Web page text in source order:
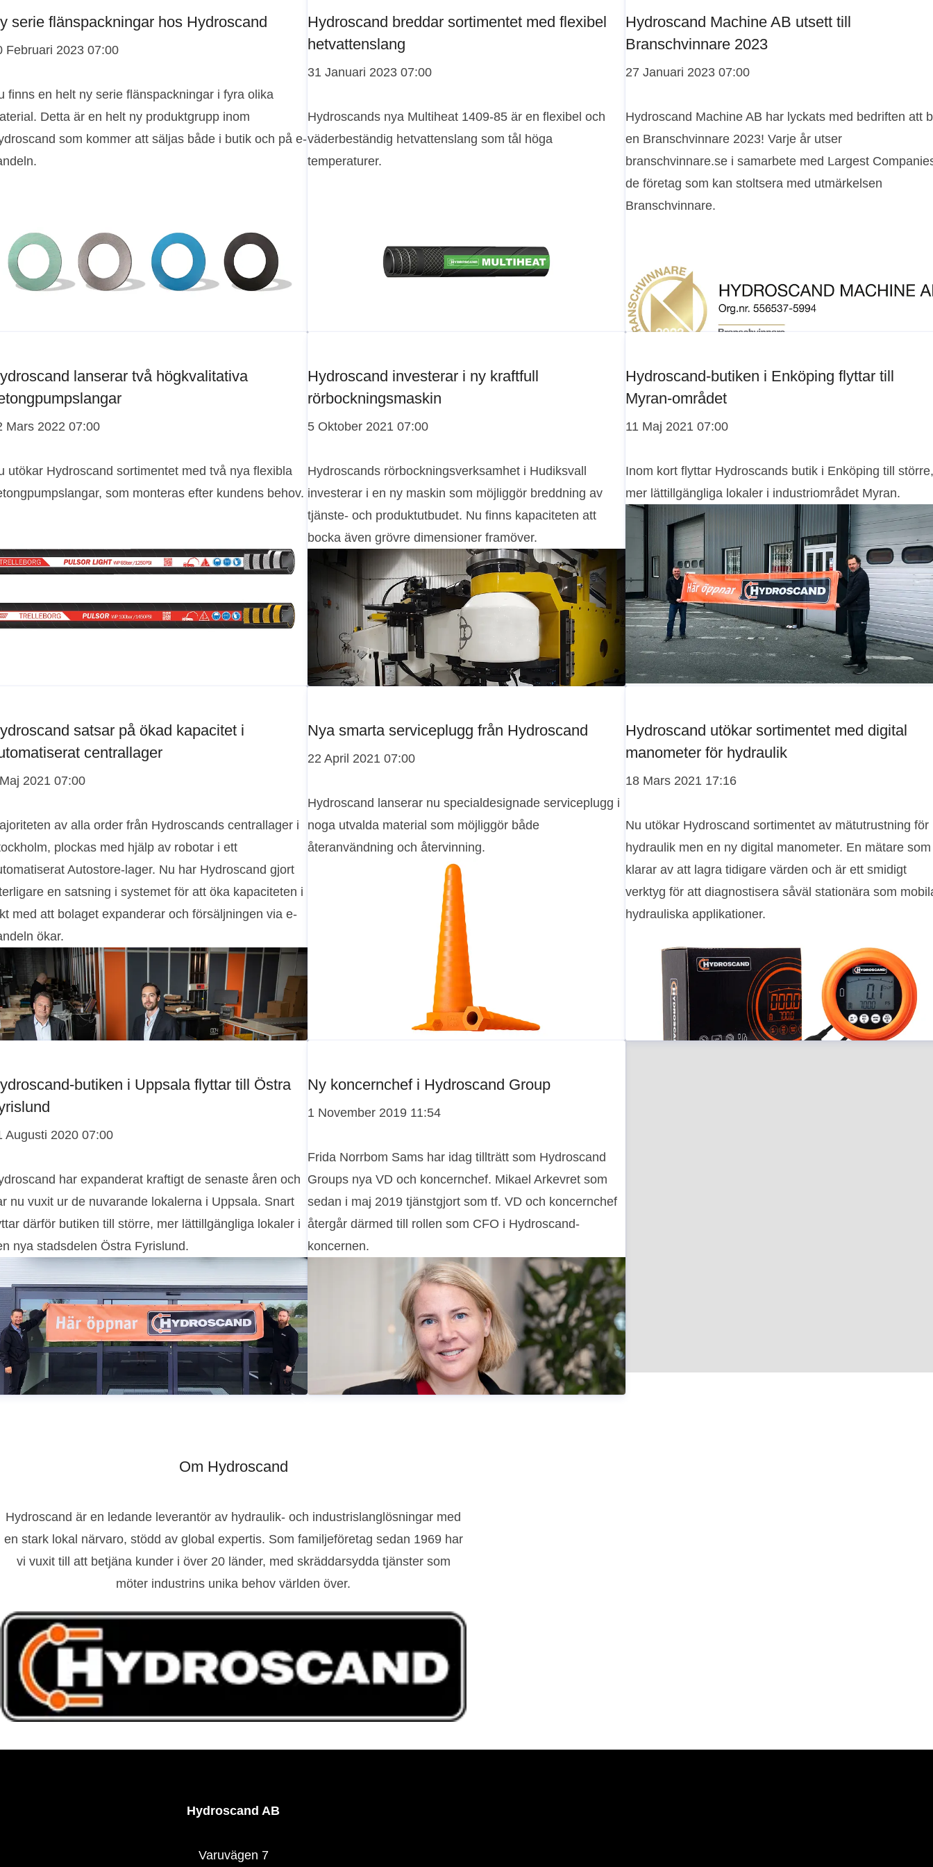
serie flänspackningar hos Hydroscand
Februari 2023 07:00
finns en helt ny serie flänspackningar i fyra olika
Detta är en helt ny produktgrupp inom
som kommer att säljas både i butik och på e-
Hydroscand breddar sortimentet med flexibel
hetvattenslang
31 Januari 2023 07:00
Hydroscands nya Multiheat 1409-85 är en flexibel och
väderbeständig hetvattenslang som tål höga
temperaturer.
Hydroscand Machine AB utsett till
Branschvinnare 2023
27 Januari 2023 07:00
Hydroscand Machine AB har lyckats med bedriften att
en Branschvinnare 2023! Varje år utser
branschvinnare.se i samarbete med Largest
de företag som kan stoltsera med utmärkelsen
Branschvinnare.
lanserar två högkvalitativa
Mars 2022 07:00
utökar Hydroscand sortimentet med två nya flexibla
som monteras efter kundens behov.
Hydroscand investerar i ny kraftfull
rörbockningsmaskin
5 Oktober 2021 07:00
Hydroscands rörbockningsverksamhet i Hudiksvall
investerar i en ny maskin som möjliggör breddning av
tjänste- och produktutbudet. Nu finns kapaciteten att
bocka även grövre dimensioner framöver.
Hydroscand-butiken i Enköping flyttar till
Myran-området
11 Maj 2021 07:00
Inom kort flyttar Hydroscands butik i Enköping till
mer lättillgängliga lokaler i industriområdet Myran.
satsar på ökad kapacitet i
centrallager
2021 07:00
av alla order från Hydroscands centrallager i
plockas med hjälp av robotar i ett
Autostore-lager. Nu har Hydroscand gjort
en satsning i systemet för att öka kapaciteten i
med att bolaget expanderar och försäljningen via e-
ökar.
Nya smarta serviceplugg från Hydroscand
22 April 2021 07:00
Hydroscand lanserar nu specialdesignade serviceplugg i
noga utvalda material som möjliggör både
återanvändning och återvinning.
Hydroscand utökar sortimentet med digital
manometer för hydraulik
18 Mars 2021 17:16
Nu utökar Hydroscand sortimentet av mätutrustning för
hydraulik men en ny digital manometer. En mätare som
klarar av att lagra tidigare värden och är ett smidigt
verktyg för att diagnostisera såväl stationära som
hydrauliska applikationer.
butiken i Uppsala flyttar till Östra
Augusti 2020 07:00
har expanderat kraftigt de senaste åren och
nu vuxit ur de nuvarande lokalerna i Uppsala. Snart
därför butiken till större, mer lättillgängliga lokaler i
nya stadsdelen Östra Fyrislund.
​Ny koncernchef i Hydroscand Group
1 November 2019 11:54
Frida Norrbom Sams har idag tillträtt som Hydroscand
Groups nya VD och koncernchef. Mikael Arkevret som
sedan i maj 2019 tjänstgjort som tf. VD och koncernchef
återgår därmed till rollen som CFO i Hydroscand-
koncernen.
Om Hydroscand
Hydroscand är en ledande leverantör av hydraulik- och industrislanglösningar med
en stark lokal närvaro, stödd av global expertis. Som familjeföretag sedan 1969 har
vi vuxit till att betjäna kunder i över 20 länder, med skräddarsydda tjänster som
möter industrins unika behov världen över.
Hydroscand AB
Varuvägen 7